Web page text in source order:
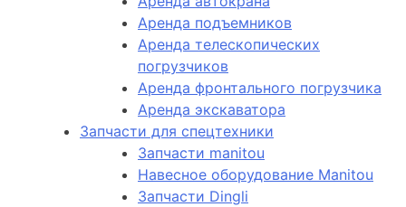
Аренда подъемников
Аренда телескопических
погрузчиков
Аренда фронтального погрузчика
Аренда экскаватора
Запчасти для спецтехники
Запчасти manitou
Навесное оборудование Manitou
Запчасти Dingli